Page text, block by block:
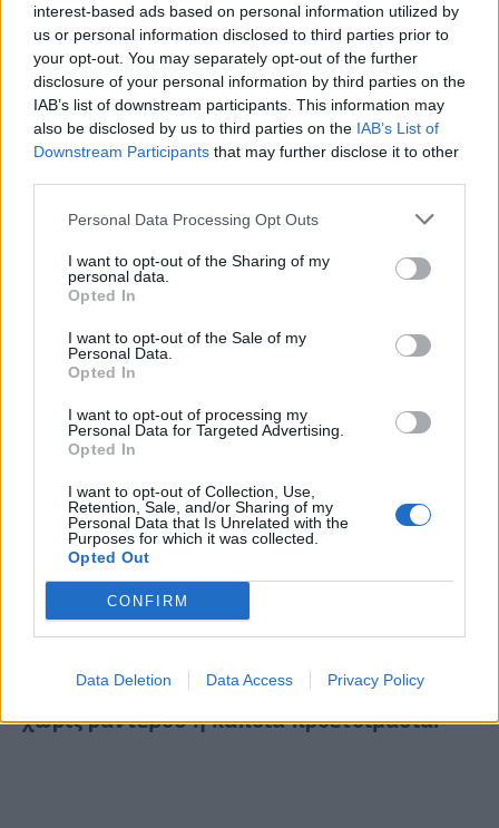
interest-based ads based on personal information utilized by
us or personal information disclosed to third parties prior to
your opt-out. You may separately opt-out of the further
disclosure of your personal information by third parties on the
IAB’s list of downstream participants. This information may
also be disclosed by us to third parties on the IAB’s List of
Downstream Participants that may further disclose it to other
Personal Data Processing Opt Outs
I want to opt-out of the Sharing of my
personal data.
Opted In
I want to opt-out of the Sale of my
Personal Data.
Opted In
I want to opt-out of processing my
Personal Data for Targeted Advertising.
Opted In
I want to opt-out of Collection, Use,
Retention, Sale, and/or Sharing of my
Personal Data that Is Unrelated with the
Purposes for which it was collected.
Opted Out
CONFIRM
Data Deletion Data Access Privacy Policy
Το δείγμα αυτό αποστέλλεται σε
της ιστικής σας ταυτότητας και ανώνυμα,
με έναν κωδικό αριθμό, καταχωρείσαι στο
Εθνικό και Παγκόσμιο Αρχείο Εθελοντών
Δοτών Μυελού των Οστών. Σε αυτό το
αρχείο βρίσκονται οι ελπίδες των ασθενών
που χρειάζονται μεταμόσχευση μυελού των
Γίνε δότης στα γραφεία του Συλλόγου Όραμα
Ελπίδας…
Μπορείτε να επισκεφθείτε τη μονάδα
και τις 19:00 μμ, Δευτέρα με Παρασκευή,
χωρίς ραντεβού ή κάποια προετοιμασία.